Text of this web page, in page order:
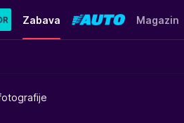
Zabava Magazin